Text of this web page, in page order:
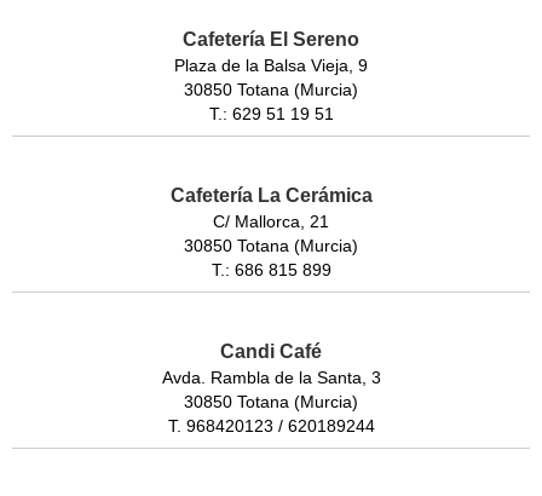
Cafetería El Sereno
Plaza de la Balsa Vieja, 9
30850 Totana (Murcia)
T.: 629 51 19 51
Cafetería La Cerámica
C/ Mallorca, 21
30850 Totana (Murcia)
T.: 686 815 899
Candi Café
Avda. Rambla de la Santa, 3
30850 Totana (Murcia)
T. 968420123 / 620189244